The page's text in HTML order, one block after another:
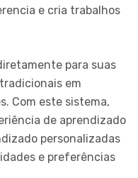
e cria trabalhos
para suas
em
Com este sistema,
de aprendizado
personalizadas
e preferências